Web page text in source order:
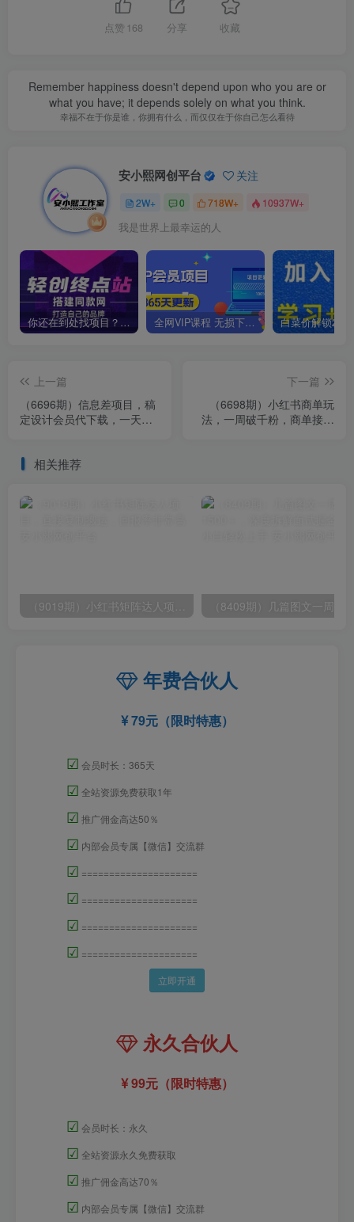
点赞 168 分享 收藏
Remember happiness doesn't depend upon who you are or
what you have; it depends solely on what you think.
幸福不在于你是谁，你拥有什么，而仅仅在于你自己怎么看待
安小熙网创平台 关注
2W+ 0 718W+ 10937W+
我是世界上最幸运的人
你还在到处找项目？还在当韭菜？我靠卖项目一个月收入5万+，曾经我也是个失败者。 全网VIP课程 无损下载~
上一篇
（6696期）信息差项目，稿
定设计会员代下载，一天搞
下一篇
（6698期）小红书商单玩
法，一周破千粉，商单接到
相关推荐
年费合伙人
79元（限时特惠）
☑ 会员时长：365天
☑ 全站资源免费获取1年
☑ 推广佣金高达50％
☑ 内部会员专属【微信】交流群
☑ =====================
☑ =====================
☑ =====================
☑ =====================
立即开通
永久合伙人
99元（限时特惠）
☑ 会员时长：永久
☑ 全站资源永久免费获取
☑ 推广佣金高达70％
☑ 内部会员专属【微信】交流群